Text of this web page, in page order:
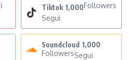
Tiktok 1,000Followers
Segui
Soundcloud 1,000
FollowersSegui